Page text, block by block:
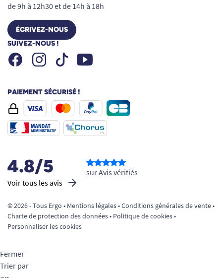
de 9h à 12h30 et de 14h à 18h
ÉCRIVEZ-NOUS
SUIVEZ-NOUS !
FacebookInstagramTiktok Youtube
PAIEMENT SÉCURISÉ !
4.8/5
Voir tous les avis
sur Avis vérifiés
© 2026 - Tous Ergo • Mentions légales•Conditions générales de vente•
Charte de protection des données• Politique de cookies•
Personnaliser les cookies
Fermer
Trier par